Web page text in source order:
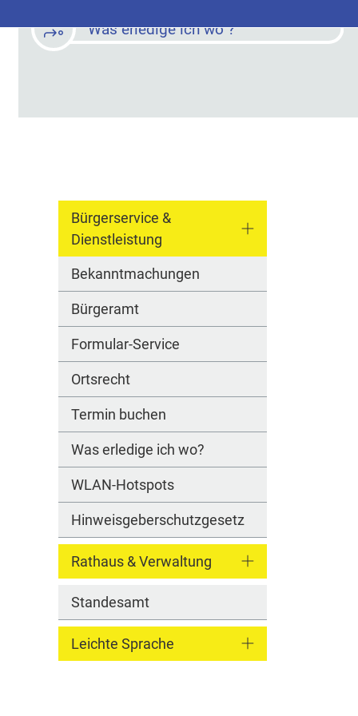
Was erledige ich wo ?
Bürgerservice &
Dienstleistung
Bekanntmachungen
Bürgeramt
Formular-Service
Ortsrecht
Termin buchen
Was erledige ich wo?
WLAN-Hotspots
Hinweisgeberschutzgesetz
Rathaus & Verwaltung
Standesamt
Leichte Sprache